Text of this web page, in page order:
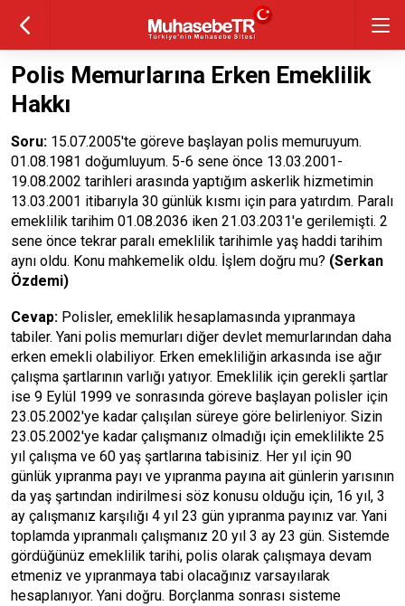
Polis Memurlarına Erken Emeklilik
Hakkı
Soru: 15.07.2005'te göreve başlayan polis memuruyum.
01.08.1981 doğumluyum. 5-6 sene önce 13.03.2001-
19.08.2002 tarihleri arasında yaptığım askerlik hizmetimin
13.03.2001 itibarıyla 30 günlük kısmı için para yatırdım. Paralı
emeklilik tarihim 01.08.2036 iken 21.03.2031'e gerilemişti. 2
sene önce tekrar paralı emeklilik tarihimle yaş haddi tarihim
aynı oldu. Konu mahkemelik oldu. İşlem doğru mu? (Serkan
Özdemi)
Cevap: Polisler, emeklilik hesaplamasında yıpranmaya
tabiler. Yani polis memurları diğer devlet memurlarından daha
erken emekli olabiliyor. Erken emekliliğin arkasında ise ağır
çalışma şartlarının varlığı yatıyor. Emeklilik için gerekli şartlar
ise 9 Eylül 1999 ve sonrasında göreve başlayan polisler için
23.05.2002'ye kadar çalışılan süreye göre belirleniyor. Sizin
23.05.2002'ye kadar çalışmanız olmadığı için emeklilikte 25
yıl çalışma ve 60 yaş şartlarına tabisiniz. Her yıl için 90
günlük yıpranma payı ve yıpranma payına ait günlerin yarısının
da yaş şartından indirilmesi söz konusu olduğu için, 16 yıl, 3
ay çalışmanız karşılığı 4 yıl 23 gün yıpranma payınız var. Yani
toplamda yıpranmalı çalışmanız 20 yıl 3 ay 23 gün. Sistemde
gördüğünüz emeklilik tarihi, polis olarak çalışmaya devam
etmeniz ve yıpranmaya tabi olacağınız varsayılarak
hesaplanıyor. Yani doğru. Borçlanma sonrası sisteme